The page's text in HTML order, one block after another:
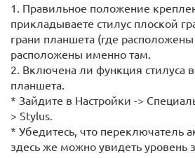
1. Правильное положение
прикладываете стилус плоской
грани планшета (где
расположены именно там.
2. Включена ли функция стилуса в
планшета.
* Зайдите в Настройки ->
> Stylus.
* Убедитесь, что переключатель
здесь же можно увидеть уровень